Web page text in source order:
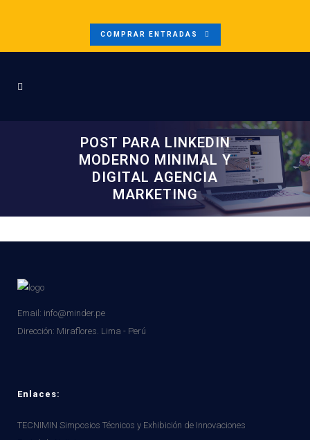
COMPRAR ENTRADAS
POST PARA LINKEDIN
MODERNO MINIMAL Y
DIGITAL AGENCIA
MARKETING
Email: info@minder.pe
Dirección: Miraflores. Lima - Perú
Enlaces:
TECNIMIN Simposios Técnicos y Exhibición de Innovaciones